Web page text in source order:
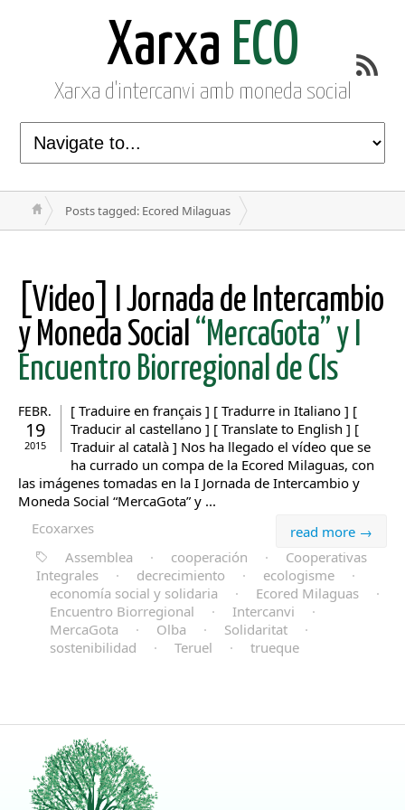
Xarxa ECO
Xarxa d'intercanvi amb moneda social
Posts tagged: Ecored Milaguas
[Video] I Jornada de Intercambio
y Moneda Social
“MercaGota” y I
Encuentro Biorregional de CIs
FEBR.
19
2015
[ Traduire en français ] [ Tradurre in Italiano ] [
Traducir al castellano ] [ Translate to English ] [
Traduir al català ] Nos ha llegado el vídeo que se
ha currado un compa de la Ecored Milaguas, con
las imágenes tomadas en la I Jornada de Intercambio y
Moneda Social “MercaGota” y ...
read more →
Ecoxarxes
Assemblea
· cooperación ·
Cooperativas
Integrales
· decrecimiento · ecologisme
·
economía social y solidaria
· Ecored Milaguas
·
Encuentro Biorregional
· Intercanvi
·
MercaGota
· Olba · Solidaritat
·
sostenibilidad
· Teruel · trueque